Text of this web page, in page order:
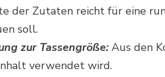
der Zutaten reicht für eine
soll.
zur Tassengröße: Aus den
verwendet wird.